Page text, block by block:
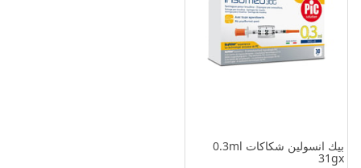
بيك انسولين شكاكات 0.3ml
31gx